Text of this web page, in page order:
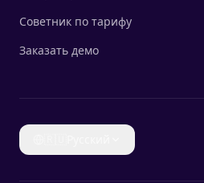
Советник по тарифу
Заказать демо